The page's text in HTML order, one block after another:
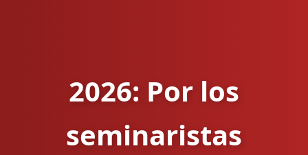
2026: Por los
seminaristas